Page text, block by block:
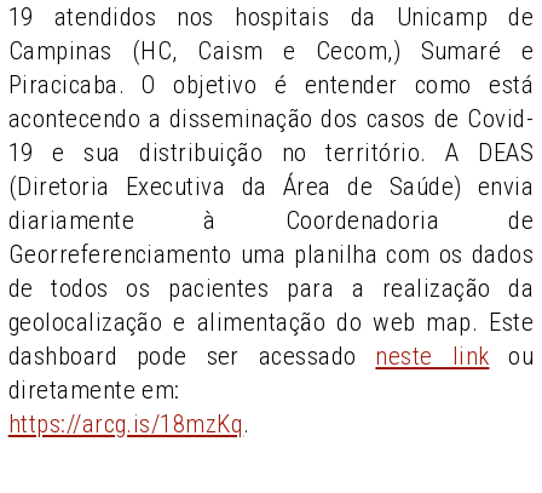
19 atendidos nos hospitais da Unicamp de
Campinas (HC, Caism e Cecom,) Sumaré e
Piracicaba. O objetivo é entender como está
acontecendo a disseminação dos casos de Covid-
19 e sua distribuição no território. A DEAS
(Diretoria Executiva da Área de Saúde) envia
diariamente à Coordenadoria de
Georreferenciamento uma planilha com os dados
de todos os pacientes para a realização da
geolocalização e alimentação do web map. Este
dashboard pode ser acessado neste link ou
diretamente em:
https://arcg.is/18mzKq.